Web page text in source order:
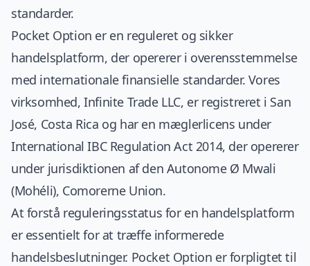
standarder.
Pocket Option er en reguleret og sikker
handelsplatform, der opererer i overensstemmelse
med internationale finansielle standarder. Vores
virksomhed, Infinite Trade LLC, er registreret i San
José, Costa Rica og har en mæglerlicens under
International IBC Regulation Act 2014, der opererer
under jurisdiktionen af den Autonome Ø Mwali
(Mohéli), Comorerne Union.
At forstå reguleringsstatus for en handelsplatform
er essentielt for at træffe informerede
handelsbeslutninger. Pocket Option er forpligtet til